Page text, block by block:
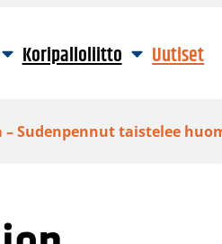
Koripalloliitto Uutiset
Sudenpennut taistelee